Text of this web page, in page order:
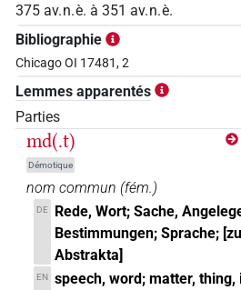
375 av. n. è. à 351 av. n. è.
Bibliographie
Chicago OI 17481, 2
Lemmes apparentés
Parties
md(.t)
Démotique
nom commun (fém.)
DE
Rede, Wort; Sache,
Bestimmungen; Sprache;
Abstrakta]
EN speech, word; matter, thing,